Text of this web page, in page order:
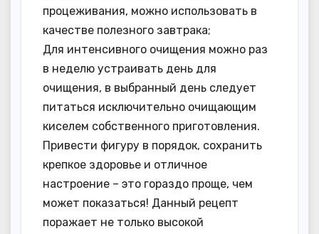
процеживания, можно использовать в
качестве полезного завтрака;
Для интенсивного очищения можно раз
в неделю устраивать день для
очищения, в выбранный день следует
питаться исключительно очищающим
киселем собственного приготовления.
Привести фигуру в порядок, сохранить
крепкое здоровье и отличное
настроение – это гораздо проще, чем
может показаться! Данный рецепт
поражает не только высокой